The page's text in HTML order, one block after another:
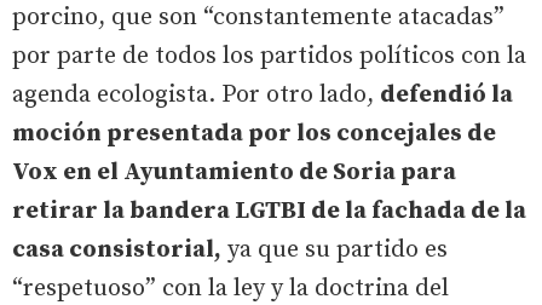
porcino, que son “constantemente atacadas”
por parte de todos los partidos políticos con la
agenda ecologista. Por otro lado, defendió la
moción presentada por los concejales de
Vox en el Ayuntamiento de Soria para
retirar la bandera LGTBI de la fachada de la
casa consistorial, ya que su partido es
“respetuoso” con la ley y la doctrina del